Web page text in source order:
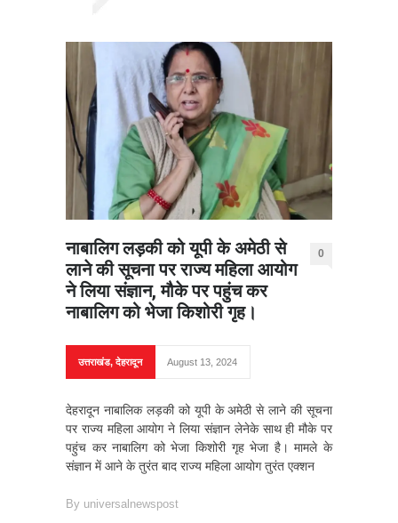
नाबालिग लड़की को यूपी के अमेठी से
लाने की सूचना पर राज्य महिला आयोग
ने लिया संज्ञान, मौके पर पहुंच कर
नाबालिग को भेजा किशोरी गृह।
0
उत्तराखंड,देहरादून August 13, 2024
देहरादून नाबालिक लड़की को यूपी के अमेठी से लाने की सूचना
पर राज्य महिला आयोग ने लिया संज्ञान लेनेके साथ ही मौके पर
पहुंच कर नाबालिग को भेजा किशोरी गृह भेजा है। मामले के
संज्ञान में आने के तुरंत बाद राज्य महिला आयोग तुरंत एक्शन
By universalnewspost